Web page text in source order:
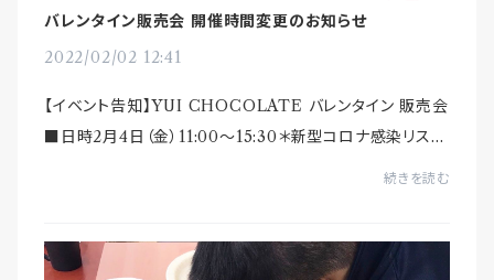
バレンタイン販売会 開催時間変更のお知らせ
2022/02/02 12:41
【イベント告知】YUI CHOCOLATE バレンタイン 販売会
■日時2月4日（金）11:00〜15:30＊新型コロナ感染リスク
回避のため、当初予定より短い時間での開催となります。
続きを読む